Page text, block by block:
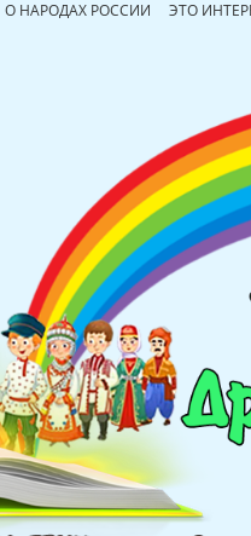
О НАРОДАХ РОССИИ ЭТО